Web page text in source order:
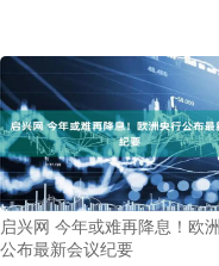
启兴网 今年或难再降息！欧
公布最新会议纪要